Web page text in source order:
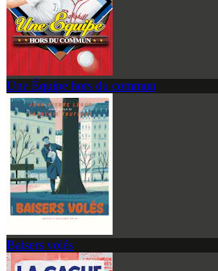
Une Équipe hors du commun
Baisers volés